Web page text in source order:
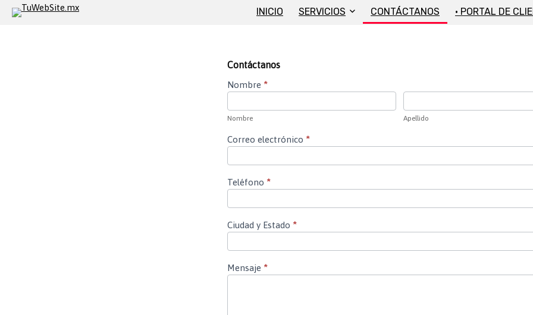
INICIO SERVICIOS CONTÁCTANOS • PORTAL DE
Contáctanos
CONTACTO
Nombre *
Nombre
Nombre
Apellido
Apellido
Correo electrónico *
Teléfono *
Ciudad y Estado *
Mensaje *